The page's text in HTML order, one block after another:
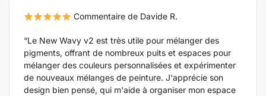
Commentaire de Davide R.
“Le New Wavy v2 est très utile pour mélanger des
pigments, offrant de nombreux puits et espaces pour
mélanger des couleurs personnalisées et expérimenter
de nouveaux mélanges de peinture. J'apprécie son
design bien pensé, qui m'aide à organiser mon espace